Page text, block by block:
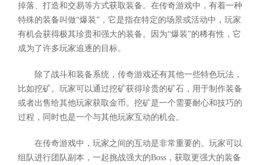
掉落、打造和交易等方式获取装备。在传奇游戏中，有着一种
特殊的装备叫做“爆装”，它是指在特定的场景或活动中，玩家
有机会获得极其珍贵和强大的装备。因为“爆装”的稀有性，它
成为了许多玩家追逐的目标。
除了战斗和装备系统，传奇游戏还有其他一些特色玩法，
比如挖矿。玩家可以通过挖矿获得珍贵的矿石，用于制作装备
或者出售给其他玩家获取金币。挖矿是一个需要耐心和技巧的
过程，同时也是一个与其他玩家互动的机会。
在传奇游戏中，玩家之间的互动是非常重要的。玩家可以
组队进行团队副本，一起挑战强大的Boss，获取更强大的装备